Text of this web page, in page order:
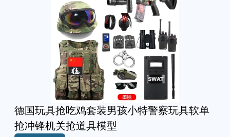
德国玩具抢吃鸡套装男孩小特警察玩具软单
抢冲锋机关抢道具模型